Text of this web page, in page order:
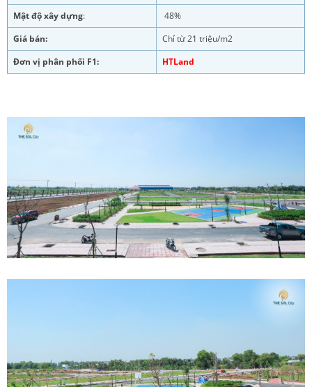
Mật độ xây dựng:
48%
Giá bán:
Chỉ từ 21 triệu/m2
Đơn vị phân phối F1:
HTLand